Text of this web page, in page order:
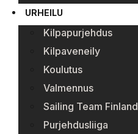
URHEILU
Kilpapurjehdus
Kilpaveneily
Koulutus
Valmennus
Sailing Team Finland
Purjehdusliiga